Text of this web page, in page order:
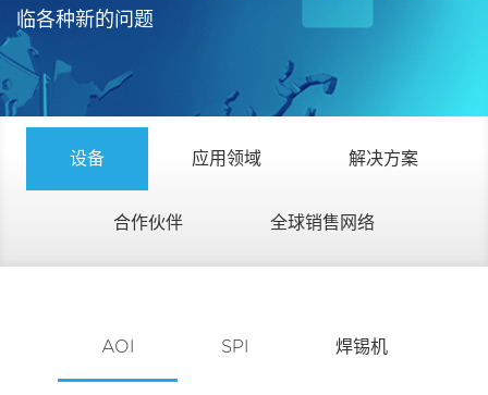
临各种新的问题
设备 应用领域 解决方案
合作伙伴 全球销售网络
AOI SPI 焊锡机